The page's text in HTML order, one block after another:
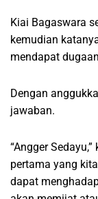
Kiai Bagaswara
kemudian
mendapat
Dengan
jawaban.
“Angger
pertama yang
dapat